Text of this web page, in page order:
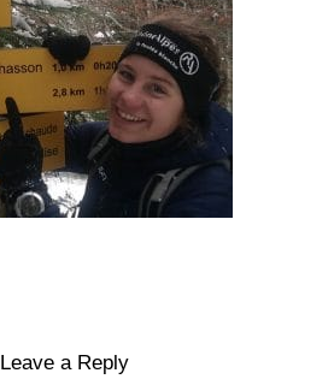
Leave a Reply